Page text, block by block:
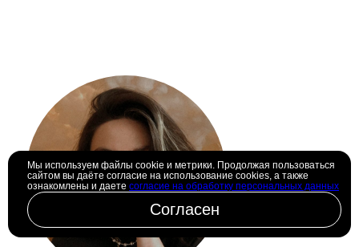
Мы используем файлы cookie и метрики. Продолжая пользоваться
сайтом вы даёте согласие на использование cookies, а также
ознакомлены и даете согласие на обработку персональных данных
Согласен